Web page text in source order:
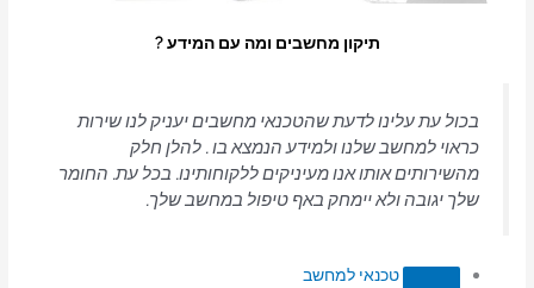
תיקון מחשבים ומה עם המידע ?
בכול עת עלינו לדעת שהטכנאי מחשבים יעניק לנו שירות
כראוי למחשב שלנו ולמידע הנמצא בו . להלן חלק
מהשירותים אותו אנו מעיניקים ללקוחותינו. בכל עת. החומר
שלך יגובה ולא יימחק באף טיפול במחשב שלך.
טכנאי למחשב